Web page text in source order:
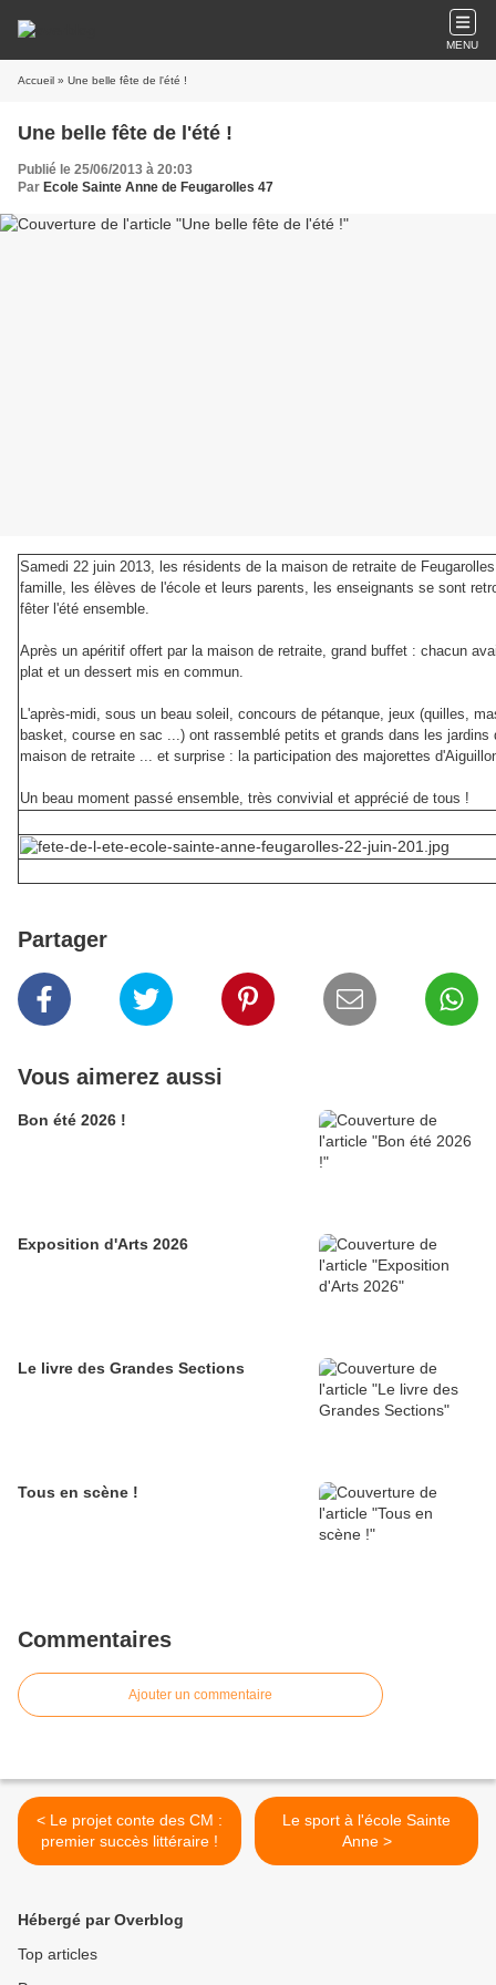
MENU
Accueil » Une belle fête de l'été !
Une belle fête de l'été !
Publié le 25/06/2013 à 20:03
Par Ecole Sainte Anne de Feugarolles 47
Samedi 22 juin 2013, les résidents de la maison de retraite de
famille, les élèves de l'école et leurs parents, les enseignants se sont
fêter l'été ensemble.
Après un apéritif offert par la maison de retraite, grand buffet : chacun
plat et un dessert mis en commun.
L'après-midi, sous un beau soleil, concours de pétanque, jeux (quilles,
basket, course en sac ...) ont rassemblé petits et grands dans les jardins
maison de retraite ... et surprise : la participation des majorettes
Un beau moment passé ensemble, très convivial et apprécié de tous !
Partager
Vous aimerez aussi
Bon été 2026 !
Exposition d'Arts 2026
Le livre des Grandes Sections
Tous en scène !
Commentaires
Ajouter un commentaire
< Le projet conte des CM :
premier succès littéraire !
Le sport à l'école Sainte
Anne >
Hébergé par Overblog
Top articles